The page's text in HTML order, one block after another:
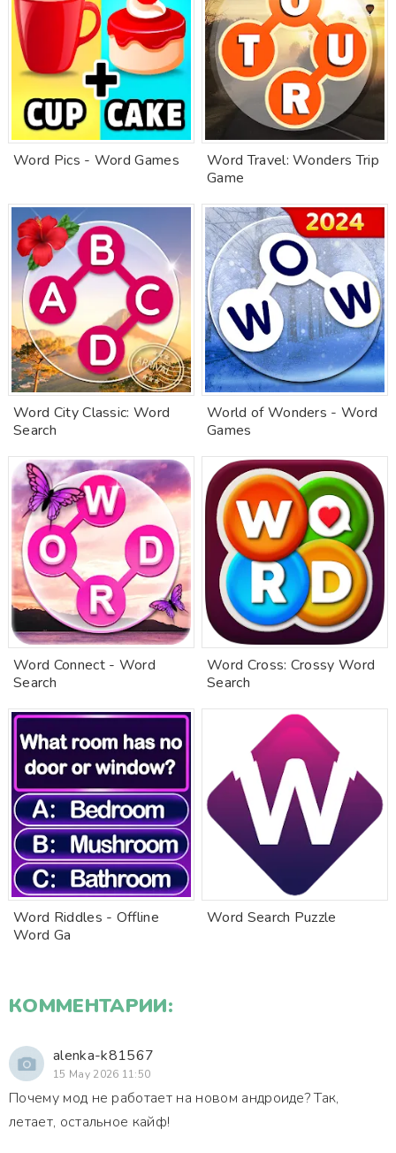
Word Pics - Word Games
Word Travel: Wonders Trip
Game
Word City Classic: Word
Search
World of Wonders - Word
Games
Word Connect - Word
Search
Word Cross: Crossy Word
Search
Word Riddles - Offline
Word Ga
Word Search Puzzle
КОММЕНТАРИИ:
alenka-k81567
15 May 2026 11:50
Почему мод не работает на новом андроиде? Так,
летает, остальное кайф!